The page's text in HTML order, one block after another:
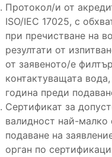
Протокол/и от
ISO/IEC 17025, с
при пречистване на
резултати от
от заявеното/е
контактуващата
година преди
Сертификат за
валидност най-малко
подаване на
орган по